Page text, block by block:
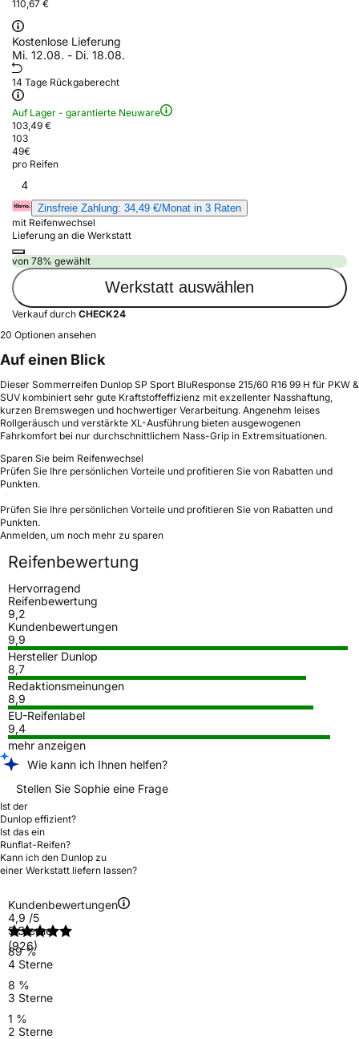
110,67 €
Kostenlose Lieferung
Mi. 12.08. - Di. 18.08.
14 Tage Rückgaberecht
Auf Lager - garantierte Neuware
103,49 €
103
49€
pro Reifen
4
Zinsfreie Zahlung: 34,49 €/Monat in 3 Raten
mit Reifenwechsel
Lieferung an die Werkstatt
von 78% gewählt
Werkstatt auswählen
Verkauf durch CHECK24
20 Optionen ansehen
Auf einen Blick
Dieser Sommerreifen Dunlop SP Sport BluResponse 215/60 R16 99 H für PKW &
SUV kombiniert sehr gute Kraftstoffeffizienz mit exzellenter Nasshaftung,
kurzen Bremswegen und hochwertiger Verarbeitung. Angenehm leises
Rollgeräusch und verstärkte XL-Ausführung bieten ausgewogenen
Fahrkomfort bei nur durchschnittlichem Nass-Grip in Extremsituationen.
Sparen Sie beim Reifenwechsel
Prüfen Sie Ihre persönlichen Vorteile und profitieren Sie von Rabatten und
Punkten.
Prüfen Sie Ihre persönlichen Vorteile und profitieren Sie von Rabatten und
Punkten.
Anmelden, um noch mehr zu sparen
Reifenbewertung
Hervorragend
Reifenbewertung
9,2
Kundenbewertungen
9,9
Hersteller Dunlop
8,7
Redaktionsmeinungen
8,9
EU-Reifenlabel
9,4
mehr anzeigen
Wie kann ich Ihnen helfen?
Stellen Sie Sophie eine Frage
Ist der
Dunlop effizient?
Ist das ein
Runflat-Reifen?
Kann ich den Dunlop zu
einer Werkstatt liefern lassen?
Kundenbewertungen
4,9 /5
(926)
5 Sterne
89 %
4 Sterne
8 %
3 Sterne
1 %
2 Sterne